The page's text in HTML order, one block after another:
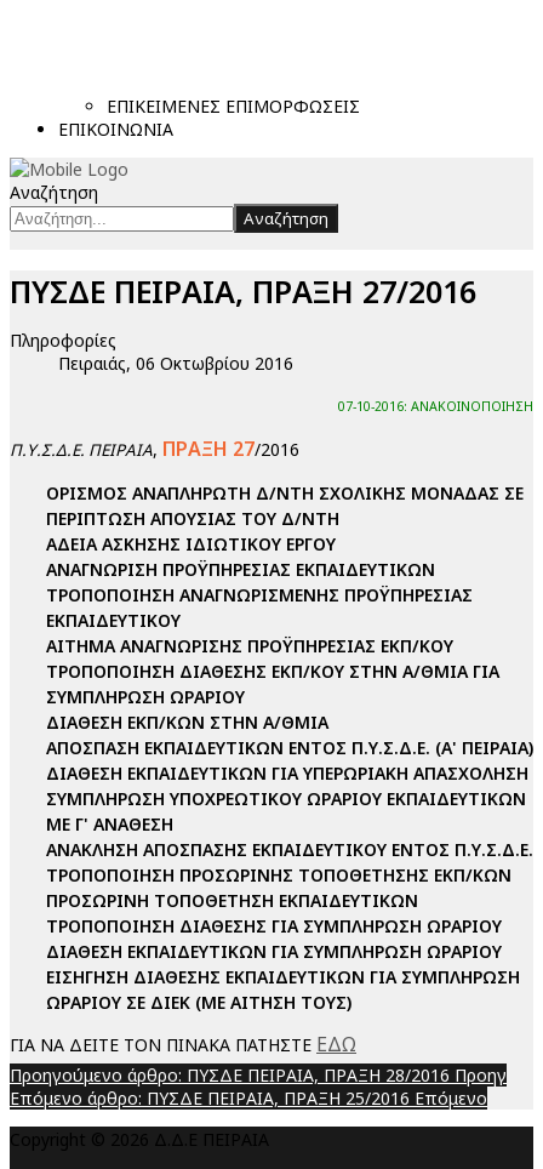
ΕΠΙΚΕΙΜΕΝΕΣ ΕΠΙΜΟΡΦΩΣΕΙΣ
ΕΠΙΚΟΙΝΩΝΙΑ
Αναζήτηση
Αναζήτηση
ΠΥΣΔΕ ΠΕΙΡΑΙΑ, ΠΡΑΞΗ 27/2016
Πληροφορίες
Πειραιάς, 06 Οκτωβρίου 2016
07-10-2016: ΑΝΑΚΟΙΝΟΠΟΙΗΣΗ
Π.Υ.Σ.Δ.Ε. ΠΕΙΡΑΙΑ, ΠΡΑΞΗ 27/2016
ΟΡΙΣΜΟΣ ΑΝΑΠΛΗΡΩΤΗ Δ/ΝΤΗ ΣΧΟΛΙΚΗΣ ΜΟΝΑΔΑΣ ΣΕ
ΠΕΡΙΠΤΩΣΗ ΑΠΟΥΣΙΑΣ ΤΟΥ Δ/ΝΤΗ
ΑΔΕΙΑ ΑΣΚΗΣΗΣ ΙΔΙΩΤΙΚΟΥ ΕΡΓΟΥ
ΑΝΑΓΝΩΡΙΣΗ ΠΡΟΫΠΗΡΕΣΙΑΣ ΕΚΠΑΙΔΕΥΤΙΚΩΝ
ΤΡΟΠΟΠΟΙΗΣΗ ΑΝΑΓΝΩΡΙΣΜΕΝΗΣ ΠΡΟΫΠΗΡΕΣΙΑΣ
ΕΚΠΑΙΔΕΥΤΙΚΟΥ
ΑΙΤΗΜΑ ΑΝΑΓΝΩΡΙΣΗΣ ΠΡΟΫΠΗΡΕΣΙΑΣ ΕΚΠ/ΚΟΥ
ΤΡΟΠΟΠΟΙΗΣΗ ΔΙΑΘΕΣΗΣ ΕΚΠ/ΚΟΥ ΣΤΗΝ Α/ΘΜΙΑ ΓΙΑ
ΣΥΜΠΛΗΡΩΣΗ ΩΡΑΡΙΟΥ
ΔΙΑΘΕΣΗ ΕΚΠ/ΚΩΝ ΣΤΗΝ Α/ΘΜΙΑ
ΑΠΟΣΠΑΣΗ ΕΚΠΑΙΔΕΥΤΙΚΩΝ ΕΝΤΟΣ Π.Υ.Σ.Δ.Ε. (Α' ΠΕΙΡΑΙΑ)
ΔΙΑΘΕΣΗ ΕΚΠΑΙΔΕΥΤΙΚΩΝ ΓΙΑ ΥΠΕΡΩΡΙΑΚΗ ΑΠΑΣΧΟΛΗΣΗ
ΣΥΜΠΛΗΡΩΣΗ ΥΠΟΧΡΕΩΤΙΚΟΥ ΩΡΑΡΙΟΥ ΕΚΠΑΙΔΕΥΤΙΚΩΝ
ΜΕ Γ' ΑΝΑΘΕΣΗ
ΑΝΑΚΛΗΣΗ ΑΠΟΣΠΑΣΗΣ ΕΚΠΑΙΔΕΥΤΙΚΟΥ ΕΝΤΟΣ Π.Υ.Σ.Δ.Ε.
ΤΡΟΠΟΠΟΙΗΣΗ ΠΡΟΣΩΡΙΝΗΣ ΤΟΠΟΘΕΤΗΣΗΣ ΕΚΠ/ΚΩΝ
ΠΡΟΣΩΡΙΝΗ ΤΟΠΟΘΕΤΗΣΗ ΕΚΠΑΙΔΕΥΤΙΚΩΝ
ΤΡΟΠΟΠΟΙΗΣΗ ΔΙΑΘΕΣΗΣ ΓΙΑ ΣΥΜΠΛΗΡΩΣΗ ΩΡΑΡΙΟΥ
ΔΙΑΘΕΣΗ ΕΚΠΑΙΔΕΥΤΙΚΩΝ ΓΙΑ ΣΥΜΠΛΗΡΩΣΗ ΩΡΑΡΙΟΥ
ΕΙΣΗΓΗΣΗ ΔΙΑΘΕΣΗΣ ΕΚΠΑΙΔΕΥΤΙΚΩΝ ΓΙΑ ΣΥΜΠΛΗΡΩΣΗ
ΩΡΑΡΙΟΥ ΣΕ ΔΙΕΚ (ΜΕ ΑΙΤΗΣΗ ΤΟΥΣ)
ΓΙΑ ΝΑ ΔΕΙΤΕ ΤΟΝ ΠΙΝΑΚΑ ΠΑΤΗΣΤΕ ΕΔΩ
Προηγούμενο άρθρο: ΠΥΣΔΕ ΠΕΙΡΑΙΑ, ΠΡΑΞΗ 28/2016 Προηγ
Επόμενο άρθρο: ΠΥΣΔΕ ΠΕΙΡΑΙΑ, ΠΡΑΞΗ 25/2016 Επόμενο
Copyright © 2026 Δ.Δ.Ε ΠΕΙΡΑΙΑ